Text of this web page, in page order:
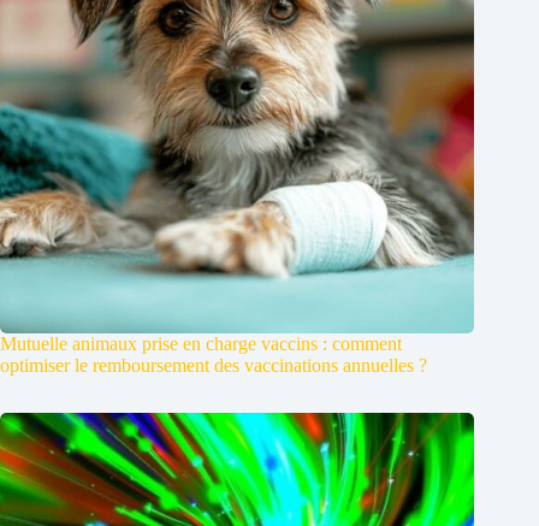
Mutuelle animaux prise en charge vaccins : comment
optimiser le remboursement des vaccinations annuelles ?